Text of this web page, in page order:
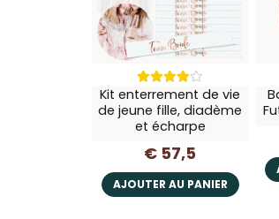
Kit enterrement de vie
de jeune fille, diadème
et écharpe
€ 57,5
AJOUTER AU PANIER